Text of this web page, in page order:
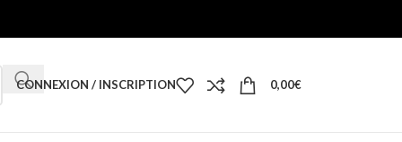
CONNEXION / INSCRIPTION 0,00€